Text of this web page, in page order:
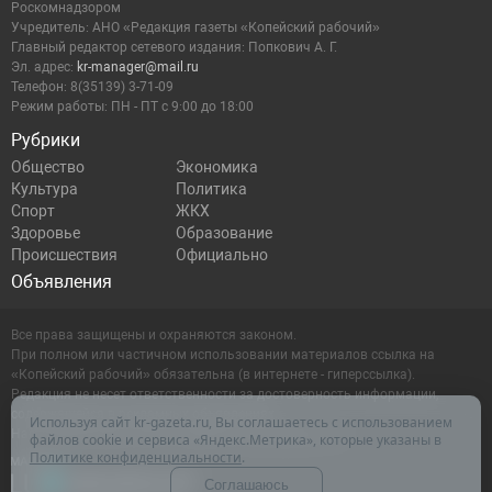
Рубрики
Общество
Экономика
Культура
Политика
Спорт
ЖКХ
Здоровье
Образование
Происшествия
Официально
Объявления
Роскомнадзором
Учредитель: АНО «Редакция газеты «Копейский рабочий»
Главный редактор сетевого издания: Попкович А. Г.
Эл. адрес: kr-manager@mail.ru
Телефон: 8(35139) 3-71-09
Режим работы: ПН - ПТ с 9:00 до 18:00
Все права защищены и охраняются законом.
При полном или частичном использовании материалов ссылка на
«Копейский рабочий» обязательна (в интернете - гиперссылка).
Редакция не несет ответственности за достоверность информации,
содержащейся в рекламных объявлениях.
Настоящий ресурс может содержать материалы 16+
Используя сайт kr-gazeta.ru, Вы соглашаетесь с использованием
файлов cookie и сервиса «Яндекс.Метрика», которые указаны в
Политике конфиденциальности.
Соглашаюсь